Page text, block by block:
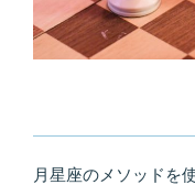
月星座のメソッドを